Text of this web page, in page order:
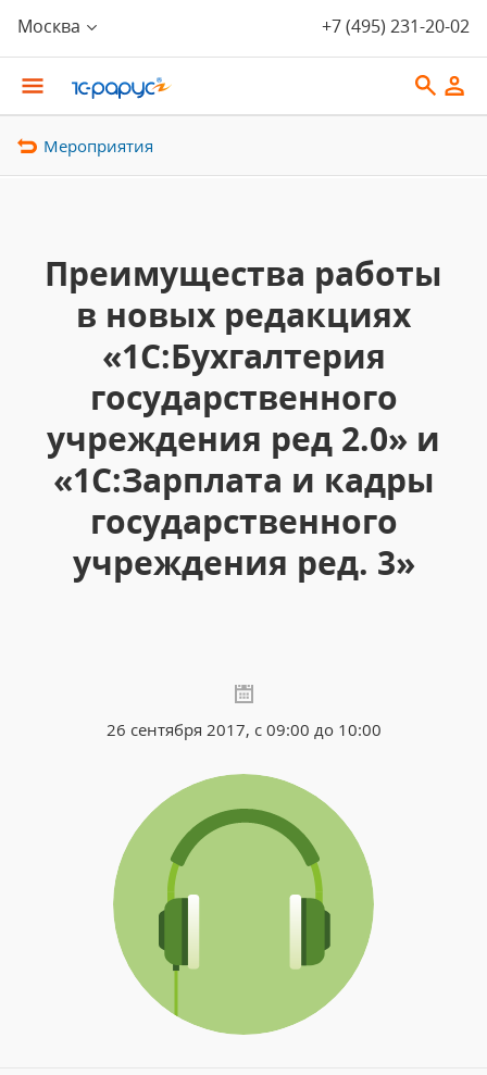
Москва +7 (495) 231-20-02
Мероприятия
Преимущества работы
в новых редакциях
«1С:Бухгалтерия
государственного
учреждения ред 2.0» и
«1С:Зарплата и кадры
государственного
учреждения ред. 3»
26 сентября 2017, с 09:00 до 10:00